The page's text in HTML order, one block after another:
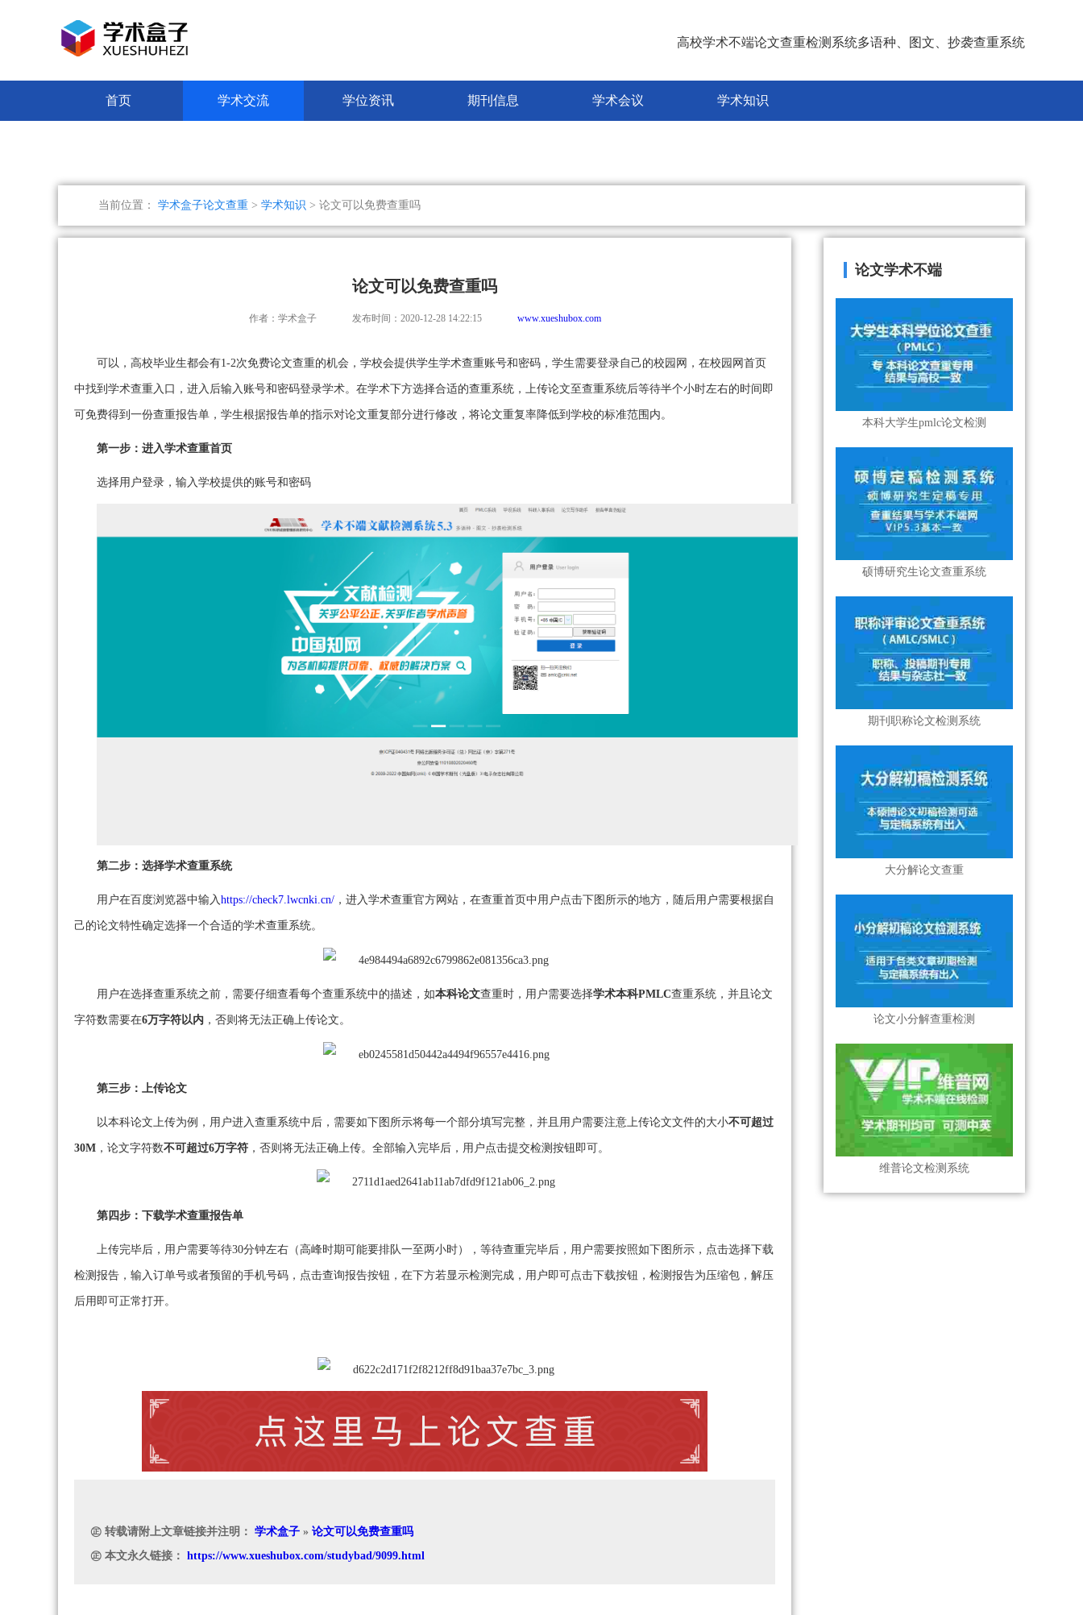
高校学术不端论文查重检测系统多语种、图文、抄袭查重系统
首页 学术交流 学位资讯 期刊信息 学术会议 学术知识
当前位置： 学术盒子论文查重 > 学术知识 > 论文可以免费查重吗
论文可以免费查重吗
作者：学术盒子 发布时间：2020-12-28 14:22:15 www.xueshubox.com
可以，高校毕业生都会有1-2次免费论文查重的机会，学校会提供学生学术查重账号和密码，学生需要登录自己的校园网，在校园网首页
中找到学术查重入口，进入后输入账号和密码登录学术。在学术下方选择合适的查重系统，上传论文至查重系统后等待半个小时左右的时间即
可免费得到一份查重报告单，学生根据报告单的指示对论文重复部分进行修改，将论文重复率降低到学校的标准范围内。
第一步：进入学术查重首页
选择用户登录，输入学校提供的账号和密码
第二步：选择学术查重系统
用户在百度浏览器中输入https://check7.lwcnki.cn/ ，进入学术查重官方网站，在查重首页中用户点击下图所示的地方，随后用户需要根据自
己的论文特性确定选择一个合适的学术查重系统。
用户在选择查重系统之前，需要仔细查看每个查重系统中的描述，如本科论文查重时，用户需要选择学术本科PMLC查重系统，并且论文
字符数需要在6万字符以内 ，否则将无法正确上传论文。
第三步：上传论文
以本科论文上传为例，用户进入查重系统中后，需要如下图所示将每一个部分填写完整，并且用户需要注意上传论文文件的大小不可超过
30M ，论文字符数不可超过6万字符 ，否则将无法正确上传。全部输入完毕后，用户点击提交检测按钮即可。
第四步：下载学术查重报告单
上传完毕后，用户需要等待30分钟左右（高峰时期可能要排队一至两小时），等待查重完毕后，用户需要按照如下图所示，点击选择下载
检测报告，输入订单号或者预留的手机号码，点击查询报告按钮，在下方若显示检测完成，用户即可点击下载按钮，检测报告为压缩包，解压
后用即可正常打开。
㊣ 转载请附上文章链接并注明： 学术盒子 » 论文可以免费查重吗
㊣ 本文永久链接： https://www.xueshubox.com/studybad/9099.html
论文学术不端
本科大学生pmlc论文检测
硕博研究生论文查重系统
期刊职称论文检测系统
大分解论文查重
论文小分解查重检测
维普论文检测系统